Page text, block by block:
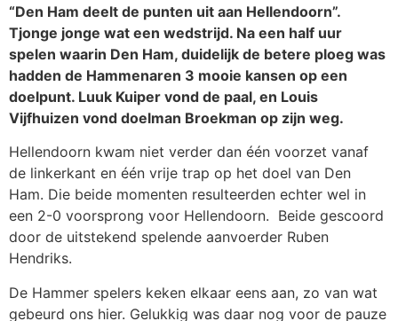
“Den Ham deelt de punten uit aan Hellendoorn”.
Tjonge jonge wat een wedstrijd. Na een half uur
spelen waarin Den Ham, duidelijk de betere ploeg was
hadden de Hammenaren 3 mooie kansen op een
doelpunt. Luuk Kuiper vond de paal, en Louis
Vijfhuizen vond doelman Broekman op zijn weg.
Hellendoorn kwam niet verder dan één voorzet vanaf
de linkerkant en één vrije trap op het doel van Den
Ham. Die beide momenten resulteerden echter wel in
een 2-0 voorsprong voor Hellendoorn. Beide gescoord
door de uitstekend spelende aanvoerder Ruben
Hendriks.
De Hammer spelers keken elkaar eens aan, zo van wat
gebeurd ons hier. Gelukkig was daar nog voor de pauze